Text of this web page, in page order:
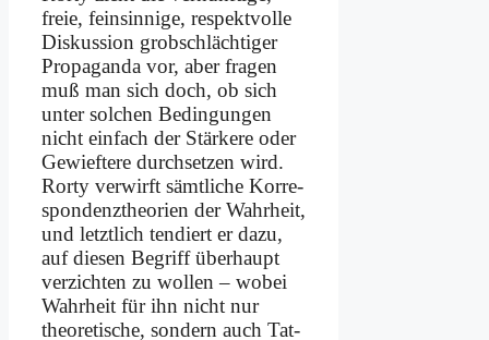
freie, fein­sin­ni­ge, re­spekt­vol­le
Dis­kus­si­on grob­schläch­ti­ger
Pro­pa­gan­da vor, aber fra­gen
muß man sich doch, ob sich
un­ter sol­chen Be­din­gun­gen
nicht ein­fach der Stär­ke­re oder
Ge­wief­te­re durch­set­zen wird.
Ror­ty ver­wirft sämt­li­che Kor­re­
spon­denz­theo­rien der Wahr­heit,
und letzt­lich ten­diert er da­zu,
auf die­sen Be­griff über­haupt
ver­zich­ten zu wol­len – wo­bei
Wahr­heit für ihn nicht nur
theo­re­ti­sche, son­dern auch Tat­